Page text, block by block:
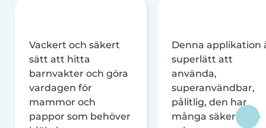
Vackert och säkert
sätt att hitta
barnvakter och göra
vardagen för
mammor och
pappor som behöver
Denna applikation
superlätt att
använda,
superanvändbar,
pålitlig, den har
många säkerhets-